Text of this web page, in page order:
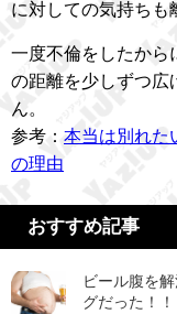
に対しての気持ちも
一度不倫をしたから
の距離を少しずつ広
ん。
参考： 本当は別れた
の理由
おすすめ記事
ビール腹を
グだった！！